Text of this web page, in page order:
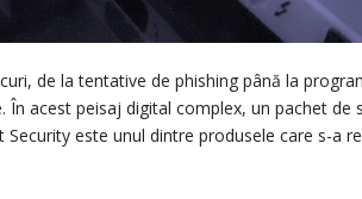
de la tentative de phishing până la
În acest peisaj digital complex, un pachet de
este unul dintre produsele care s-a